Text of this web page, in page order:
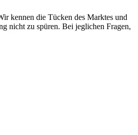
kennen die Tücken des Marktes und
nicht zu spüren. Bei jeglichen Fragen,